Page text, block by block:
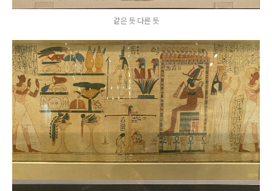
같은 듯 다른 듯